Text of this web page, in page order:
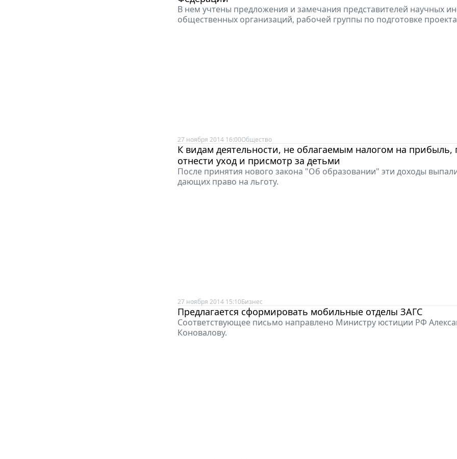
В нем учтены предложения и замечания представителей научных
общественных организаций, рабочей группы по подготовке
27 ноября 2014 16:00Общество
К видам деятельности, не облагаемым налогом на прибыль,
отнести уход и присмотр за детьми
После принятия нового закона "Об образовании" эти доходы
дающих право на льготу.
27 ноября 2014 15:10Бизнес
Предлагается сформировать мобильные отделы ЗАГС
Соответствующее письмо направлено Министру юстиции РФ
Коновалову.